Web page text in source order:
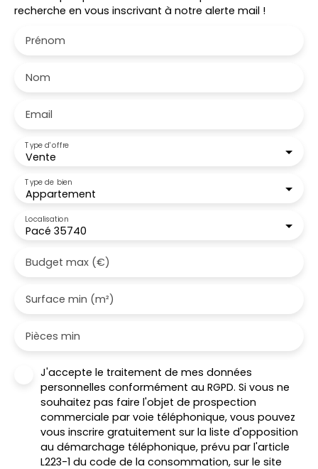
recherche en vous inscrivant à notre alerte mail !
Prénom
Nom
Email
Vente
Type d'offre
Appartement
Type de bien
Pacé 35740
Localisation
Budget max (€)
Surface min (m²)
Pièces min
J'accepte le traitement de mes données
personnelles conformément au RGPD. Si vous ne
souhaitez pas faire l'objet de prospection
commerciale par voie téléphonique, vous pouvez
vous inscrire gratuitement sur la liste d'opposition
au démarchage téléphonique, prévu par l'article
L223-1 du code de la consommation, sur le site